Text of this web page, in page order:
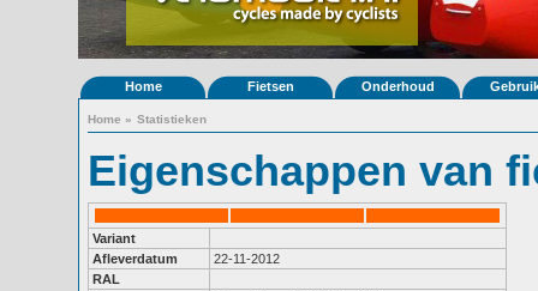
Home Fietsen Onderhoud
Home » Statistieken
Eigenschappen van
Variant
Afleverdatum
22-11-2012
RAL